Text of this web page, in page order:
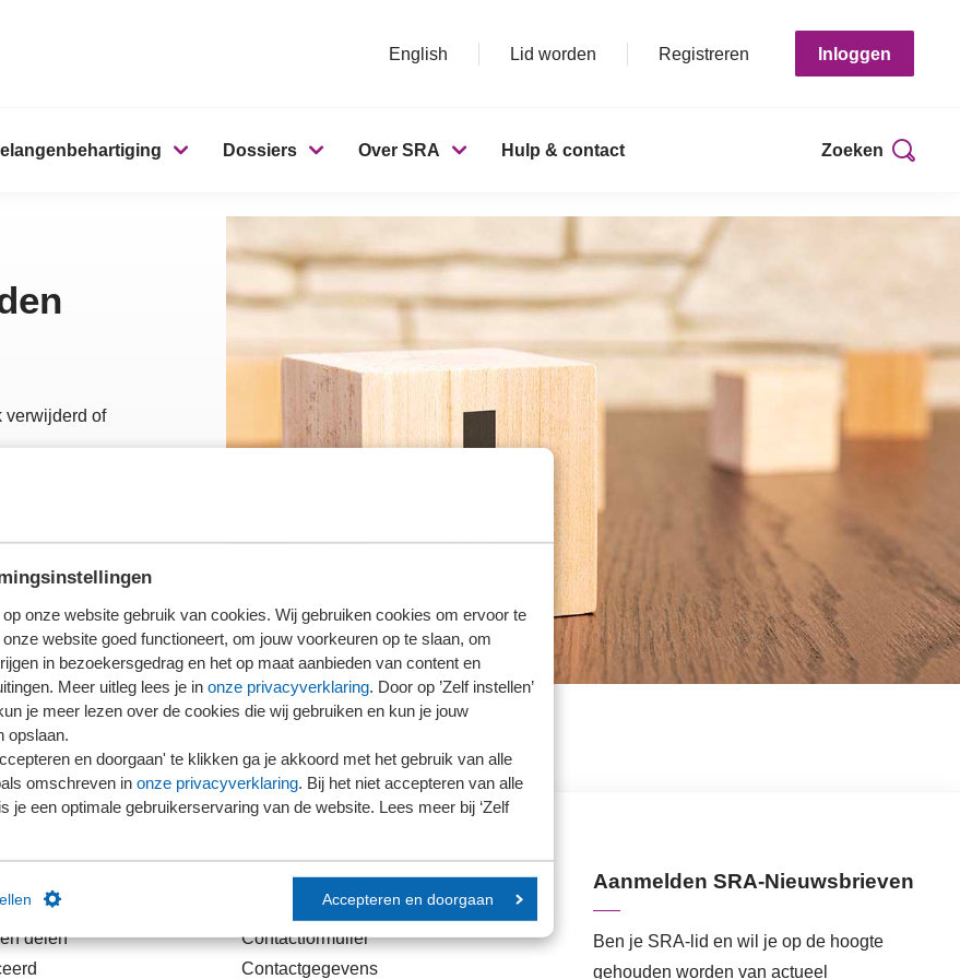
onze website gebruik van cookies. Wij gebruiken cookies om ervoor te
website goed functioneert, om jouw voorkeuren op te slaan, om
in bezoekersgedrag en het op maat aanbieden van content en
Meer uitleg lees je in onze privacyverklaring. Door op ’Zelf instellen’
je meer lezen over de cookies die wij gebruiken en kun je jouw
opslaan.
en doorgaan' te klikken ga je akkoord met het gebruik van alle
omschreven in onze privacyverklaring. Bij het niet accepteren van alle
je een optimale gebruikerservaring van de website. Lees meer bij ‘Zelf
Accepteren en doorgaan
English Lid worden Registreren Inloggen
Dossiers Over SRA Hulp & contact Zoeken
verwijderd of
delen
Contact
Contactformulier
Contactgegevens
Aanmelden SRA-Nieuwsbrieven
Ben je SRA-lid en wil je op de hoogte
gehouden worden van actueel